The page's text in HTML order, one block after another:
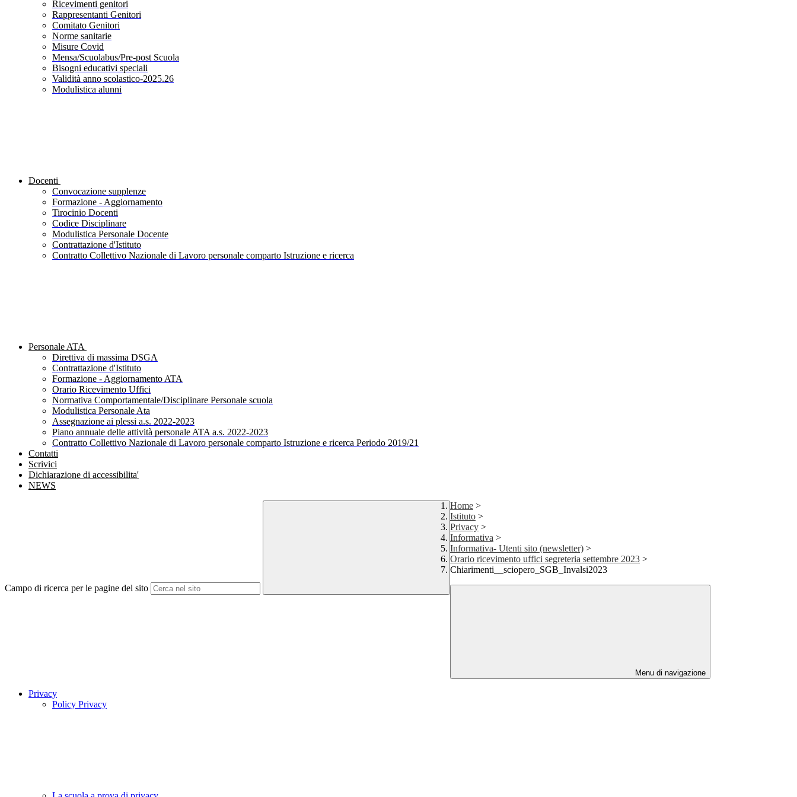
Ricevimenti genitori
Rappresentanti Genitori
Comitato Genitori
Norme sanitarie
Misure Covid
Mensa/Scuolabus/Pre-post Scuola
Bisogni educativi speciali
Validità anno scolastico-2025.26
Modulistica alunni
Docenti
Convocazione supplenze
Formazione - Aggiornamento
Tirocinio Docenti
Codice Disciplinare
Modulistica Personale Docente
Contrattazione d'Istituto
Contratto Collettivo Nazionale di Lavoro personale comparto Istruzione e ricerca
Personale ATA
Direttiva di massima DSGA
Contrattazione d'Istituto
Formazione - Aggiornamento ATA
Orario Ricevimento Uffici
Normativa Comportamentale/Disciplinare Personale scuola
Modulistica Personale Ata
Assegnazione ai plessi a.s. 2022-2023
Piano annuale delle attività personale ATA a.s. 2022-2023
Contratto Collettivo Nazionale di Lavoro personale comparto Istruzione e ricerca Periodo 2019/21
Contatti
Scrivici
Dichiarazione di accessibilita'
NEWS
Campo di ricerca per le pagine del sito
Home >
Istituto >
Privacy >
Informativa >
Informativa- Utenti sito (newsletter) >
Orario ricevimento uffici segreteria settembre 2023 >
Chiarimenti__sciopero_SGB_Invalsi2023
Menu di navigazione
Privacy
Policy Privacy